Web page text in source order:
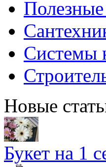
Системы
Новые
Букет на 1